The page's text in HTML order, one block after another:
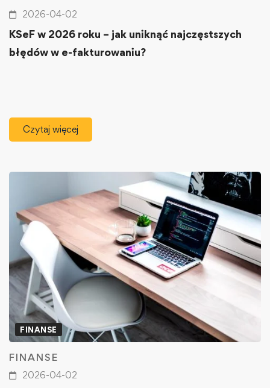
2026-04-02
KSeF w 2026 roku – jak uniknąć najczęstszych
błędów w e-fakturowaniu?
Czytaj więcej
FINANSE
FINANSE
2026-04-02